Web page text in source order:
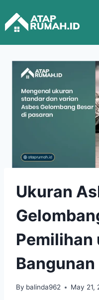
Ukuran
Pemilihan
Bangunan
By balinda962 May 21,